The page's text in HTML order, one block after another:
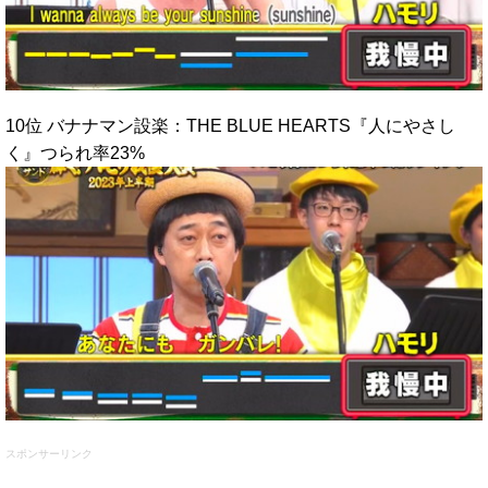
10位 バナナマン設楽：THE BLUE HEARTS『人にやさし
く』つられ率23%
スポンサーリンク